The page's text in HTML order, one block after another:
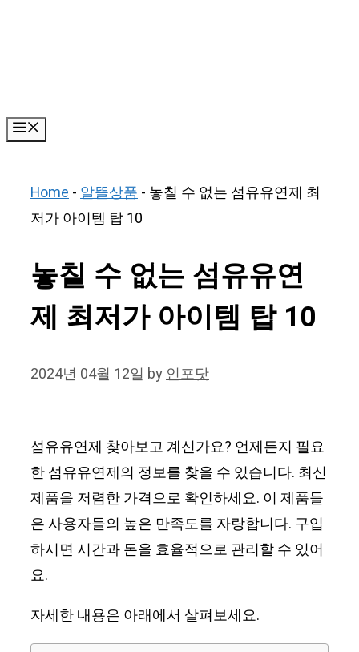
Home-알뜰상품- 놓칠 수 없는 섬유유연제 최
저가 아이템 탑 10
놓칠 수 없는 섬유유연
제 최저가 아이템 탑 10
2024년 04월 12일 by인포닷
섬유유연제 찾아보고 계신가요? 언제든지 필요
한 섬유유연제의 정보를 찾을 수 있습니다. 최신
제품을 저렴한 가격으로 확인하세요. 이 제품들
은 사용자들의 높은 만족도를 자랑합니다. 구입
하시면 시간과 돈을 효율적으로 관리할 수 있어
요.
자세한 내용은 아래에서 살펴보세요.